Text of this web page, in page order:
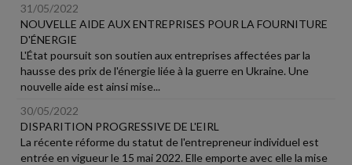
31/05/2022
NOUVELLE AIDE AUX ENTREPRISES POUR LA FOURNITURE
D'ÉNERGIE
L'État poursuit son soutien aux entreprises affectées par la
hausse des prix de l'énergie liée à la guerre en Ukraine. Une
nouvelle aide est ainsi mise...
30/05/2022
DISPARITION PROGRESSIVE DE L'EIRL
La récente réforme du statut de l'entrepreneur individuel est
entrée en vigueur le 15 mai 2022. Elle emporte avec elle la mise